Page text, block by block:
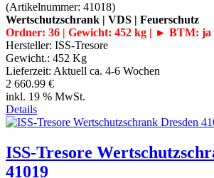
(Artikelnummer: 41018)
Wertschutzschrank | VDS | Feuerschutz
Ordner: 36 | Gewicht: 452 kg | ► BTM: ja
Hersteller: ISS-Tresore
Gewicht.: 452 Kg
Lieferzeit: Aktuell ca. 4-6 Wochen
2 660.99 €
inkl. 19 % MwSt.
Details
ISS-Tresore
41019